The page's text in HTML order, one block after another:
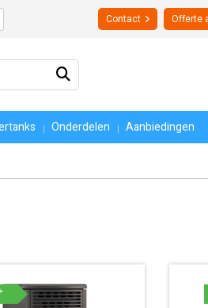
Contact Offerte
Onderdelen Aanbiedingen